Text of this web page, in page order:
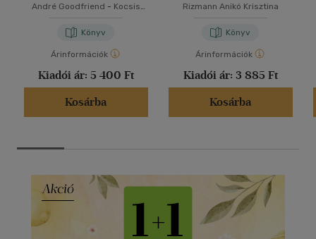
André Goodfriend - Kocsis
Könyv
Árinformációk
Kiadói ár: 5 400 Ft
Kosárba
Rizmann Anikó Krisztina
Könyv
Árinformációk
Kiadói ár: 3 885 Ft
Kosárba